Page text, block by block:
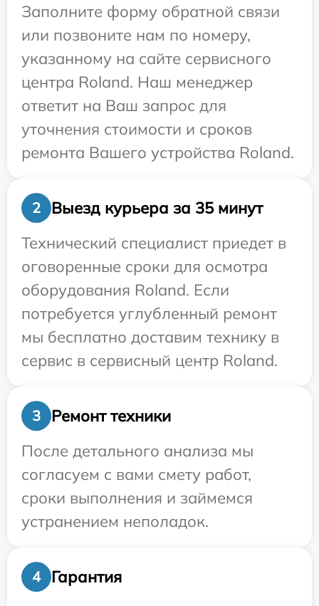
Заполните форму обратной связи
или позвоните нам по номеру,
указанному на сайте сервисного
центра Roland. Наш менеджер
ответит на Ваш запрос для
уточнения стоимости и сроков
ремонта Вашего устройства Roland.
2
Выезд курьера за 35 минут
Технический специалист приедет в
оговоренные сроки для осмотра
оборудования Roland. Если
потребуется углубленный ремонт
мы бесплатно доставим технику в
сервис в сервисный центр Roland.
3
Ремонт техники
После детального анализа мы
согласуем с вами смету работ,
сроки выполнения и займемся
устранением неполадок.
4
Гарантия